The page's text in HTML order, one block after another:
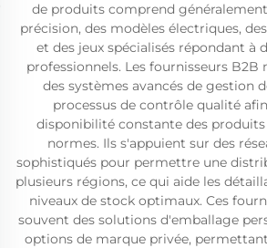
de produits comprend
précision, des modèles électriques,
et des jeux spécialisés répondant à
professionnels. Les fournisseurs
des systèmes avancés de gestion
processus de contrôle qualité
disponibilité constante des
normes. Ils s'appuient sur des
sophistiqués pour permettre une
plusieurs régions, ce qui aide les
niveaux de stock optimaux. Ces
souvent des solutions d'emballage
options de marque privée,